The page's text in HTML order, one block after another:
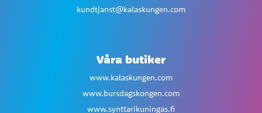
kundtjanst@kalaskungen.com
Våra butiker
www.kalaskungen.com
www.bursdagskongen.com
www.synttarikuningas.fi